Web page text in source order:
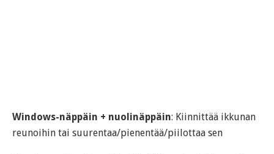
Windows-näppäin + nuolinäppäin: Kiinnittää ikkunan
reunoihin tai suurentaa/pienentää/piilottaa sen